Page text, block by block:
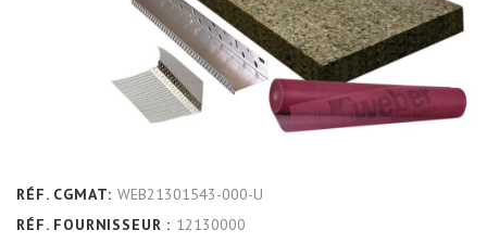
RÉF. CGMAT: WEB21301543-000-U
RÉF. FOURNISSEUR : 12130000